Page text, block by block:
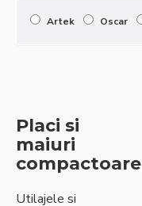
Artek Oscar
Placi si
maiuri
compactoare
Utilajele si